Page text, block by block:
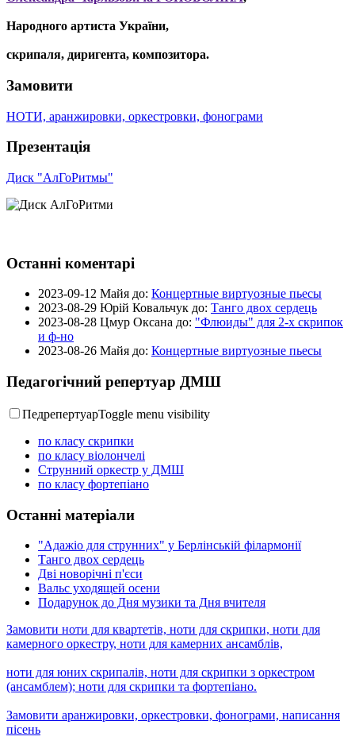
Народного артиста України,
скрипаля, диригента, композитора.
Замовити
НОТИ, аранжировки, оркестровки, фонограми
Презентація
Диск "АлГоРитмы"
Останні коментарі
2023-09-12 Майя до: Концертные виртуозные пьесы
2023-08-29 Юрій Ковальчук до: Танго двох сердець
2023-08-28 Цмур Оксана до: "Флюиды" для 2-х скрипок
и ф-но
2023-08-26 Майя до: Концертные виртуозные пьесы
Педагогічний репертуар ДМШ
ПедрепертуарToggle menu visibility
по класу скрипки
по класу віолончелі
Струнний оркестр у ДМШ
по класу фортепіано
Останні матеріали
"Адажіо для струнних" у Берлінській філармонії
Танго двох сердець
Дві новорічні п'єси
Вальс уходящей осени
Подарунок до Дня музики та Дня вчителя
Замовити ноти для квартетів, ноти для скрипки, ноти для
камерного оркестру, ноти для камерних ансамблів,
ноти для юних скрипалів, ноти для скрипки з оркестром
(ансамблем); ноти для скрипки та фортепіано.
Замовити аранжировки, оркестровки, фонограми, написання
пісень